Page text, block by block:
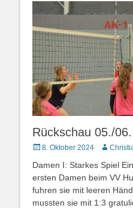
Rückschau 05./
Posted
8. Oktober 2024 Autor
Damen I: Starkes Spiel
ersten Damen beim VV
fuhren sie mit leeren
mussten sie mit 1:3